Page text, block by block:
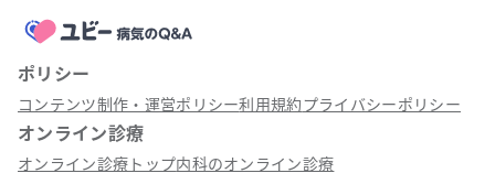
ポリシー
コンテンツ制作・運営ポリシー利用規約プライバシーポリシー
オンライン診療
オンライン診療トップ内科のオンライン診療